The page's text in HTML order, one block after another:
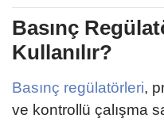
Basınç
Kullanılır?
Basınç regülatörleri,
ve kontrollü çalışma